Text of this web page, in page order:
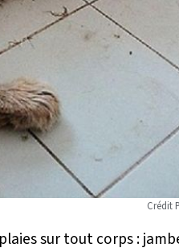
Crédit
sur tout corps :